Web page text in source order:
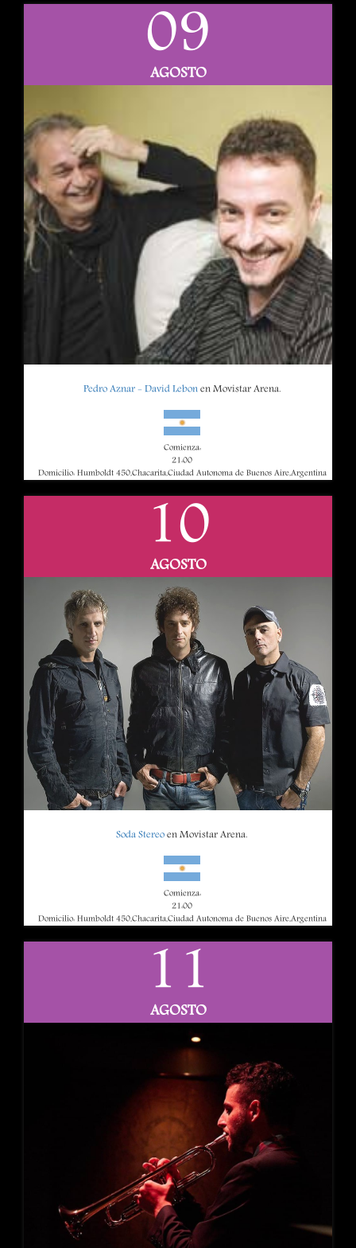
09
AGOSTO
Pedro Aznar - David Lebonen Movistar Arena.
Comienza:
21:00
Domicilio: Humboldt 450,Chacarita,Ciudad Autonoma de Buenos Aire,Argentina
10
AGOSTO
Soda Stereoen Movistar Arena.
Comienza:
21:00
Domicilio: Humboldt 450,Chacarita,Ciudad Autonoma de Buenos Aire,Argentina
11
AGOSTO